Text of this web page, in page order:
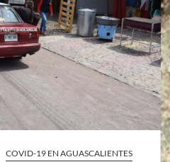
COVID-19 EN AGUASCALIENTES